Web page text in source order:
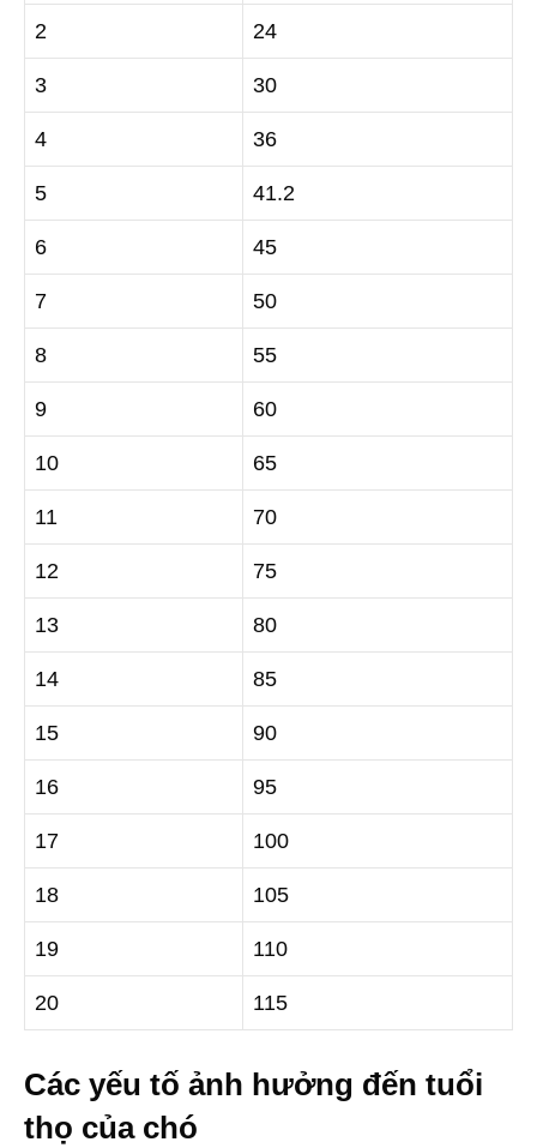
2 24
3 30
4 36
5 41.2
6 45
7 50
8 55
9 60
10 65
11 70
12 75
13 80
14 85
15 90
16 95
17 100
18 105
19 110
20 115
Các yếu tố ảnh hưởng đến tuổi
thọ của chó